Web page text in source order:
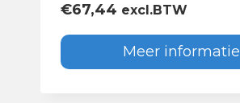
€67,44 excl.BTW
Meer informatie